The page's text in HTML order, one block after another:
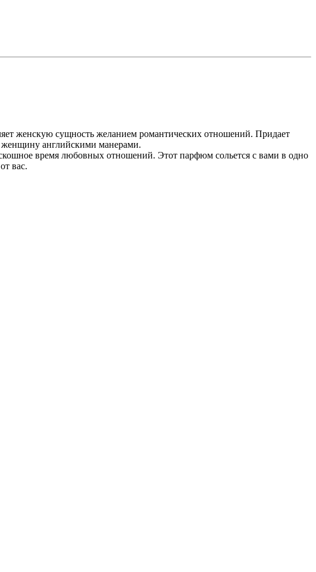
женскую сущность желанием романтических отношений. Придает
женщину английскими манерами.
время любовных отношений. Этот парфюм сольется с вами в одно
вас.